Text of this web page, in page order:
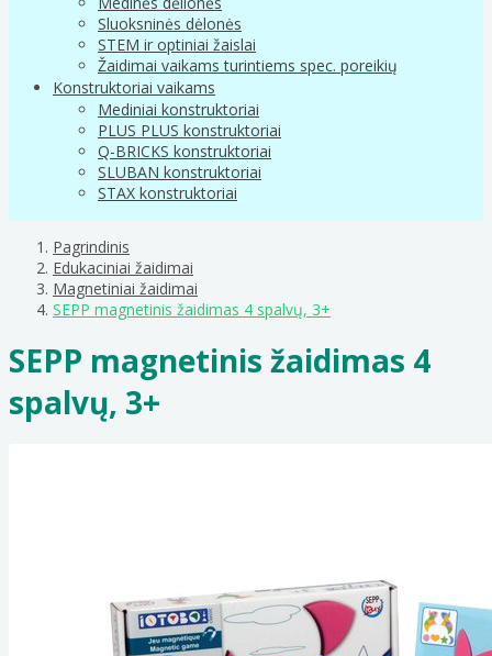
Sluoksninės dėlonės
STEM ir optiniai žaislai
Žaidimai vaikams turintiems spec. poreikių
Konstruktoriai vaikams
Mediniai konstruktoriai
PLUS PLUS konstruktoriai
Q-BRICKS konstruktoriai
SLUBAN konstruktoriai
STAX konstruktoriai
Pagrindinis
Edukaciniai žaidimai
Magnetiniai žaidimai
SEPP magnetinis žaidimas 4 spalvų, 3+
SEPP magnetinis žaidimas 4
spalvų, 3+